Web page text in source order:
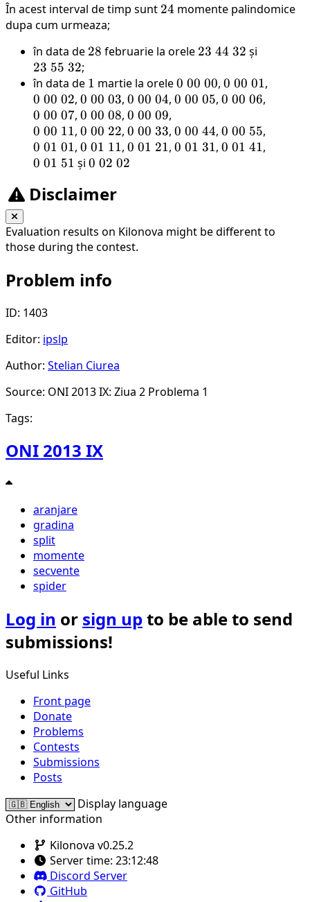
În acest interval de timp sunt 24
24 momente palindomice
dupa cum urmeaza;
în data de 28
28 februarie la orele 23
44
\
23 44 32 și
55
\
23 55 32;
în data de 1
1 martie la orele0
\
\
00
0 00 00, 0
\
\
01
0 00 01,
0 00 02, 0
\
00
\
03
0 00 03, 0
\
00
\
04
0 00 04, 0
00
\
0 00 05, 0
00
\
0 00 06,
0 00 07, 0
\
00
\
0 00 08, 0
\
00
\
0 00 09,
0
\
00
11
0 00 11, 0
\
00
22
0 00 22, 0
\
00
0 00 33, 0
\
0 00 44, 0
\
0 00 55,
0 01 01, 0
\
\
0 01 11, 0
\
0 01 21, 0
0 01 31, 0
0 01 41,
0 01 51 și 0
02
02
0 02 02
Disclaimer
Evaluation results on Kilonova might be different to
those during the contest.
Problem info
ID: 1403
Editor: ipslp
Author: Stelian Ciurea
Source: ONI 2013 IX: Ziua 2 Problema 1
Tags:
ONI 2013 IX
aranjare
gradina
split
momente
secvente
spider
Log in or sign upto be able to send
submissions!
Useful Links
Front page
Donate
Problems
Contests
Submissions
Posts
Display language
Other information
Kilonova v0.25.2
Server time: 23:12:48
Discord Server
GitHub